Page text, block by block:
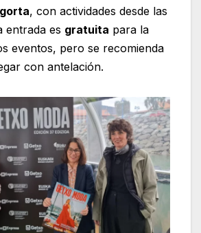
, con actividades desde las
entrada es gratuita para la
eventos, pero se recomienda
con antelación.